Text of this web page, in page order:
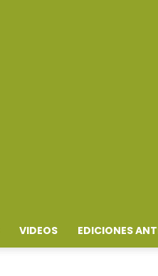
VIDEOS EDICIONES